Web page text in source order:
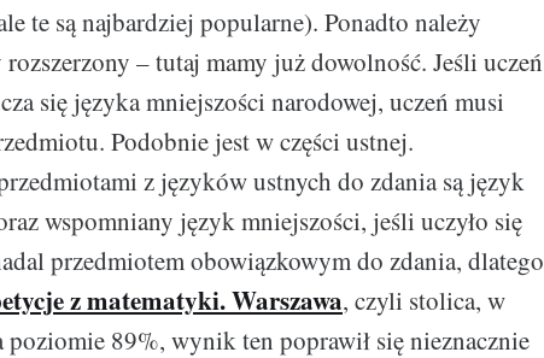
te są najbardziej popularne). Ponadto należy
– tutaj mamy już dowolność. Jeśli uczeń
się języka mniejszości narodowej, uczeń musi
Podobnie jest w części ustnej.
z języków ustnych do zdania są język
wspomniany język mniejszości, jeśli uczyło się
przedmiotem obowiązkowym do zdania, dlatego
z matematyki. Warszawa, czyli stolica, w
poziomie 89%, wynik ten poprawił się nieznacznie